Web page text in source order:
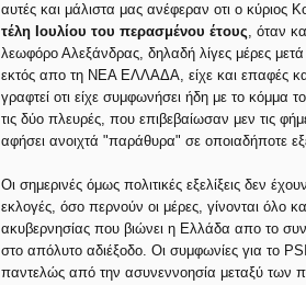
αυτές και μάλιστα μας ανέφεραν οτι ο κύριος
τέλη Ιουλίου του περασμένου έτους, όταν
λεωφόρο Αλεξάνδρας, δηλαδή λίγες μέρες
εκτός απο τη ΝΕΑ ΕΛΛΑΔΑ, είχε και επαφές
γραφτεί οτι είχε συμφωνήσει ήδη με το κόμμα
τις δύο πλευρές, που επιβεβαίωσαν μεν τις
αφήσει ανοιχτά "παράθυρα" σε οποιαδήποτε
Οι σημερινές όμως πολιτικές εξελίξεις δεν
εκλογές, όσο περνούν οι μέρες, γίνονται όλο
ακυβερνησίας που βιώνει η Ελλάδα απο το
στο απόλυτο αδιέξοδο. Οι συμφωνίες για το
παντελώς από την ασυνεννοησία μεταξύ των